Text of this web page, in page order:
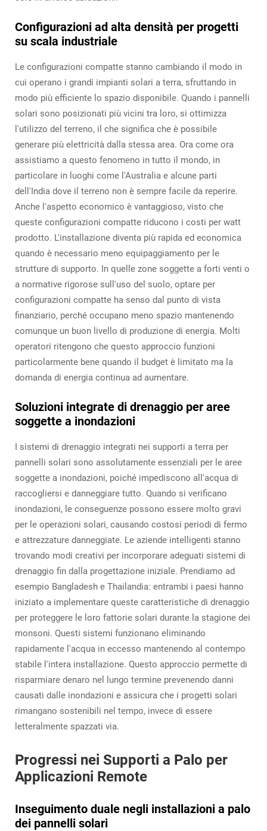
Configurazioni ad alta densità per progetti
su scala industriale
Le configurazioni compatte stanno cambiando il modo in
cui operano i grandi impianti solari a terra, sfruttando in
modo più efficiente lo spazio disponibile. Quando i pannelli
solari sono posizionati più vicini tra loro, si ottimizza
l'utilizzo del terreno, il che significa che è possibile
generare più elettricità dalla stessa area. Ora come ora
assistiamo a questo fenomeno in tutto il mondo, in
particolare in luoghi come l'Australia e alcune parti
dell'India dove il terreno non è sempre facile da reperire.
Anche l'aspetto economico è vantaggioso, visto che
queste configurazioni compatte riducono i costi per watt
prodotto. L'installazione diventa più rapida ed economica
quando è necessario meno equipaggiamento per le
strutture di supporto. In quelle zone soggette a forti venti o
a normative rigorose sull'uso del suolo, optare per
configurazioni compatte ha senso dal punto di vista
finanziario, perché occupano meno spazio mantenendo
comunque un buon livello di produzione di energia. Molti
operatori ritengono che questo approccio funzioni
particolarmente bene quando il budget è limitato ma la
domanda di energia continua ad aumentare.
Soluzioni integrate di drenaggio per aree
soggette a inondazioni
I sistemi di drenaggio integrati nei supporti a terra per
pannelli solari sono assolutamente essenziali per le aree
soggette a inondazioni, poiché impediscono all'acqua di
raccogliersi e danneggiare tutto. Quando si verificano
inondazioni, le conseguenze possono essere molto gravi
per le operazioni solari, causando costosi periodi di fermo
e attrezzature danneggiate. Le aziende intelligenti stanno
trovando modi creativi per incorporare adeguati sistemi di
drenaggio fin dalla progettazione iniziale. Prendiamo ad
esempio Bangladesh e Thailandia: entrambi i paesi hanno
iniziato a implementare queste caratteristiche di drenaggio
per proteggere le loro fattorie solari durante la stagione dei
monsoni. Questi sistemi funzionano eliminando
rapidamente l'acqua in eccesso mantenendo al contempo
stabile l'intera installazione. Questo approccio permette di
risparmiare denaro nel lungo termine prevenendo danni
causati dalle inondazioni e assicura che i progetti solari
rimangano sostenibili nel tempo, invece di essere
letteralmente spazzati via.
Progressi nei Supporti a Palo per
Applicazioni Remote
Inseguimento duale negli installazioni a palo
dei pannelli solari